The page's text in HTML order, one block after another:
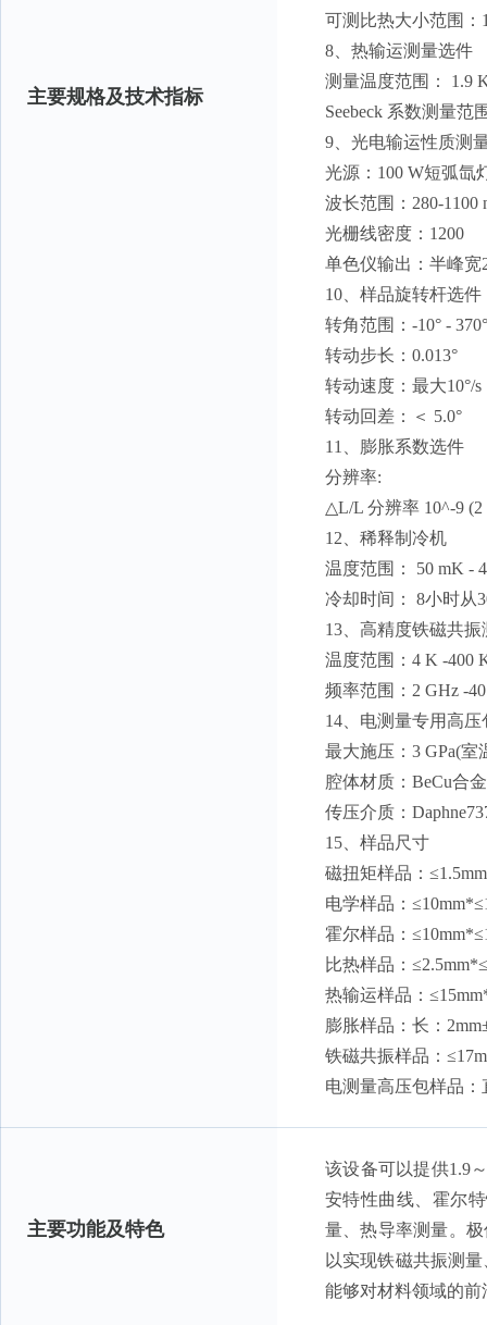
主要规格及技术指标
可测比热大小范围：
8、热输运测量选件
测量温度范围： 1.9
Seebeck 系数测量范
9、光电输运性质测
光源：100 W短弧氙
波长范围：280-1100
光栅线密度：1200
单色仪输出：半峰宽
10、样品旋转杆选件
转角范围：-10° - 370°
转动步长：0.013°
转动速度：最大10°/s
转动回差：＜ 5.0°
11、膨胀系数选件
分辨率:
△L/L 分辨率 10^-9 (2
12、稀释制冷机
温度范围： 50 mK -
冷却时间： 8小时从
13、高精度铁磁共振
温度范围：4 K -400
频率范围：2 GHz -
14、电测量专用高压
最大施压：3 GPa(室
腔体材质：BeCu合金
传压介质：
15、样品尺寸
磁扭矩样品：
电学样品：
霍尔样品：
比热样品：
热输运样品：
膨胀样品：长：
铁磁共振样品：
电测量高压包样品：
主要功能及特色
该设备可以提供1.9
安特性曲线、霍尔
量、热导率测量。
以实现铁磁共振测
能够对材料领域的